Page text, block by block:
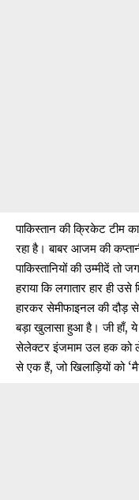
पाकिस्तान की क्रिकेट टीम
रहा है। बाबर आजम की
पाकिस्तानियों की उम्मीदें
हरायाकि लगातार हार ही
हारकर सेमीफाइनल की दौड़
बड़ा खुलासा हुआ है। जी हाँ,
सेलेक्टर इंजमाम उल हक को
से एक हैं, जो खिलाड़ियों को